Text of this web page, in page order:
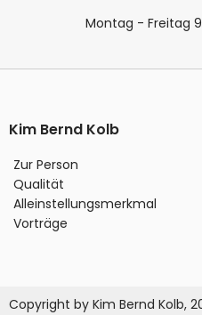
Montag - Freitag
Kim Bernd Kolb
Zur Person
Qualität
Alleinstellungsmerkmal
Vorträge
Copyright by Kim Bernd Kolb,